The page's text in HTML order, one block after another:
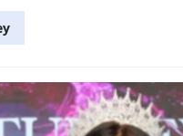
Ankara
Artvin
Aydın